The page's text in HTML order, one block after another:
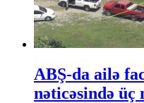
ABŞ-da ailə
nəticəsində üç